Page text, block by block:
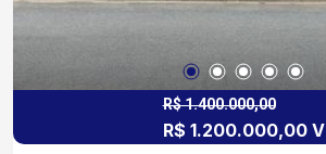
R$ 1.400.000,00
R$ 1.200.000,00 V